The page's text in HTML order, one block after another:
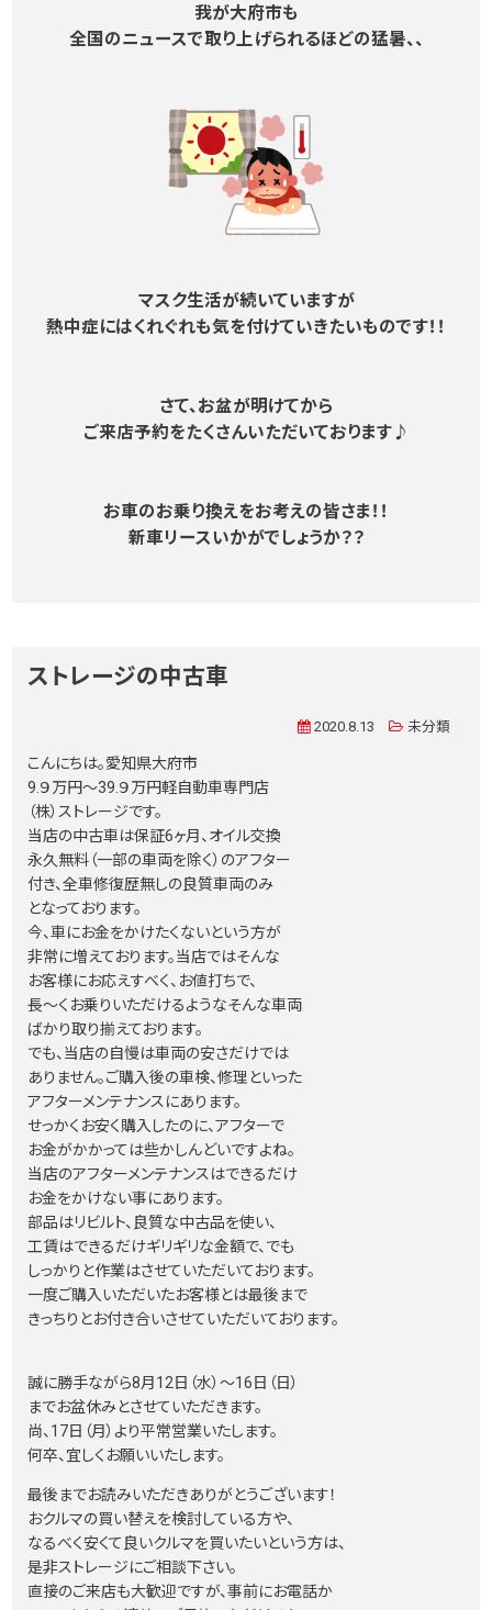
我が大府市も
全国のニュースで取り上げられるほどの猛暑、、
マスク生活が続いていますが
熱中症にはくれぐれも気を付けていきたいものです！！
さて、お盆が明けてから
ご来店予約をたくさんいただいております♪
お車のお乗り換えをお考えの皆さま！！
新車リースいかがでしょうか？？
ストレージの中古車
2020.8.13 未分類
こんにちは。愛知県大府市
9.９万円〜39.９万円軽自動車専門店
（株）ストレージです。
当店の中古車は保証6ヶ月、オイル交換
永久無料（一部の車両を除く）のアフター
付き、全車修復歴無しの良質車両のみ
となっております。
今、車にお金をかけたくないという方が
非常に増えております。当店ではそんな
お客様にお応えすべく、お値打ちで、
長〜くお乗りいただけるようなそんな車両
ばかり取り揃えております。
でも、当店の自慢は車両の安さだけでは
ありません。ご購入後の車検、修理といった
アフターメンテナンスにあります。
せっかくお安く購入したのに、アフターで
お金がかかっては些かしんどいですよね。
当店のアフターメンテナンスはできるだけ
お金をかけない事にあります。
部品はリビルト、良質な中古品を使い、
工賃はできるだけギリギリな金額で、でも
しっかりと作業はさせていただいております。
一度ご購入いただいたお客様とは最後まで
きっちりとお付き合いさせていただいております。
誠に勝手ながら8月12日（水）〜16日（日）
までお盆休みとさせていただきます。
尚、17日（月）より平常営業いたします。
何卒、宜しくお願いいたします。
最後までお読みいただきありがとうございます！
おクルマの買い替えを検討している方や、
なるべく安くて良いクルマを買いたいという方は、
是非ストレージにご相談下さい。
直接のご来店も大歓迎ですが、事前にお電話か